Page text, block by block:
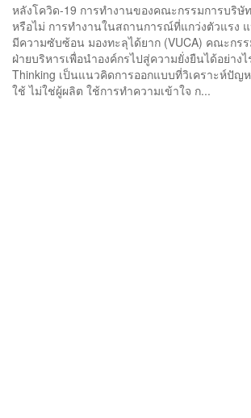
หลังโควิด-19 การทำงานของคณะกรรมการบริษั
หรือไม่ การทำงานในสถานการณ์ที่แกว่งตัวแรง
มีความซับซ้อน มองทะลุได้ยาก (VUCA) คณะกร
ฝ่ายบริหารเพื่อนำองค์กรไปสู่ความยั่งยืนได้อย่า
Thinking เป็นแนวคิดการออกแบบที่วิเคราะห์ปัญ
ใช้ ไม่ใช่ผู้ผลิต ใช้การทำความเข้าใจ ก...